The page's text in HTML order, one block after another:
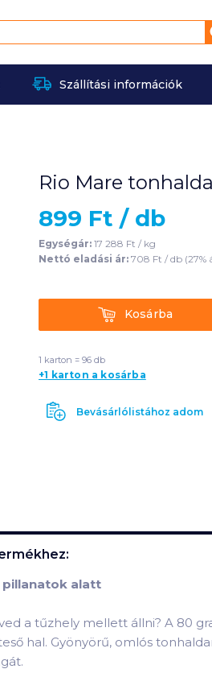
Szállítási információk
Rio Mare
899 Ft / db
Egységár: 17 288 Ft / kg
Nettó eladási ár: 708 Ft / db (27%
KosárbaKosárba
1 karton = 96 db
+1 karton a kosárba
Bevásárlólistához adom
pillanatok alatt
a tűzhely mellett állni? A 80
hal. Gyönyörű, omlós